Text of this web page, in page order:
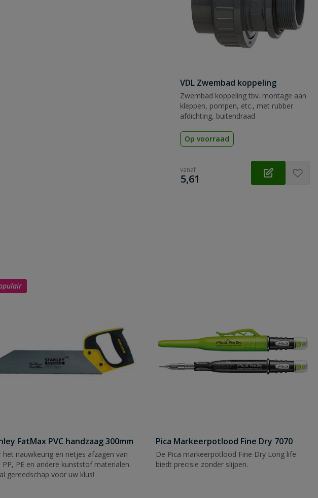
VDL Zwembad koppeling
Zwembad koppeling tbv. montage aan
kleppen, pompen, etc., met rubber
afdichting, buitendraad
Op voorraad
vanaf
€
5,61
FatMax PVC handzaag 300mm
het nauwkeurig en netjes afzagen van
PP, PE en andere kunststof materialen.
gereedschap voor uw klus!
Pica Markeerpotlood Fine Dry 7070
De Pica markeerpotlood Fine Dry Long life
biedt precisie zonder slijpen.